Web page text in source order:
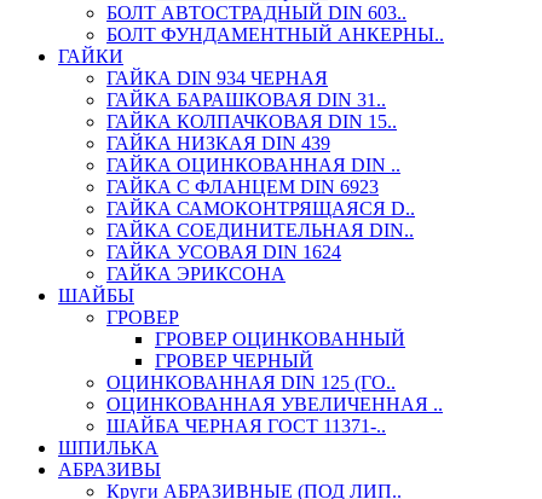
БОЛТ АВТОСТРАДНЫЙ DIN 603..
БОЛТ ФУНДАМЕНТНЫЙ АНКЕРНЫ..
ГАЙКИ
ГАЙКА DIN 934 ЧЕРНАЯ
ГАЙКА БАРАШКОВАЯ DIN 31..
ГАЙКА КОЛПАЧКОВАЯ DIN 15..
ГАЙКА НИЗКАЯ DIN 439
ГАЙКА ОЦИНКОВАННАЯ DIN ..
ГАЙКА С ФЛАНЦЕМ DIN 6923
ГАЙКА САМОКОНТРЯЩАЯСЯ D..
ГАЙКА СОЕДИНИТЕЛЬНАЯ DIN..
ГАЙКА УСОВАЯ DIN 1624
ГАЙКА ЭРИКСОНА
ШАЙБЫ
ГРОВЕР
ГРОВЕР ОЦИНКОВАННЫЙ
ГРОВЕР ЧЕРНЫЙ
ОЦИНКОВАННАЯ DIN 125 (ГО..
ОЦИНКОВАННАЯ УВЕЛИЧЕННАЯ ..
ШАЙБА ЧЕРНАЯ ГОСТ 11371-..
ШПИЛЬКА
АБРАЗИВЫ
Круги АБРАЗИВНЫЕ (ПОД ЛИП..